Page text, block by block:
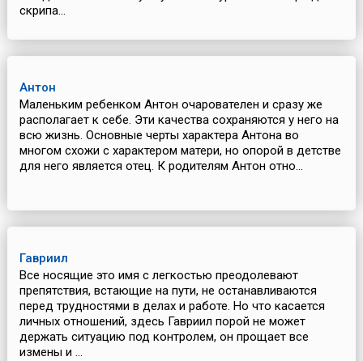
скрипа...
Антон
Маленьким ребенком Антон очарователен и сразу же
располагает к себе. Эти качества сохраняются у него на
всю жизнь. Основные черты характера Антона во
многом схожи с характером матери, но опорой в детстве
для него является отец. К родителям Антон отно...
Гавриил
Все носящие это имя с легкостью преодолевают
препятствия, встающие на пути, не останавливаются
перед трудностями в делах и работе. Но что касается
личных отношений, здесь Гавриил порой не может
держать ситуацию под контролем, он прощает все
измены и ...